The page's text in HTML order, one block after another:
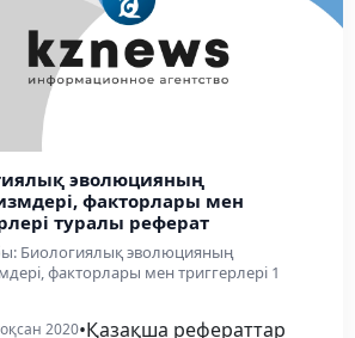
эволюцияның
факторлары мен
туралы реферат
Биологиялық эволюцияның
факторлары мен триггерлері 1
2020•Қазақша рефераттар